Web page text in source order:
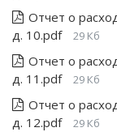
Отчет о
д. 10.pdf
29 Кб
Отчет о
д. 11.pdf
29 Кб
Отчет о
д. 12.pdf
29 Кб